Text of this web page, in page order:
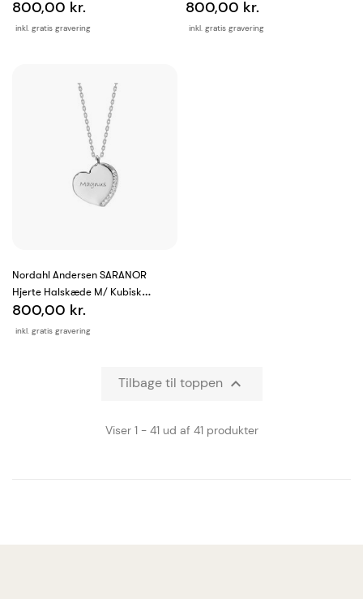
Zirkonia
inkl. gratis gravering
800,00 kr.
Kubisk Zirkonia
inkl. gratis gravering
800,00 kr.
Nordahl Andersen SARANOR
Hjerte Halskæde M/ Kubisk
Zirkonia
inkl. gratis gravering
800,00 kr.
Tilbage til toppen 
Viser 1 - 41 ud af 41 produkter